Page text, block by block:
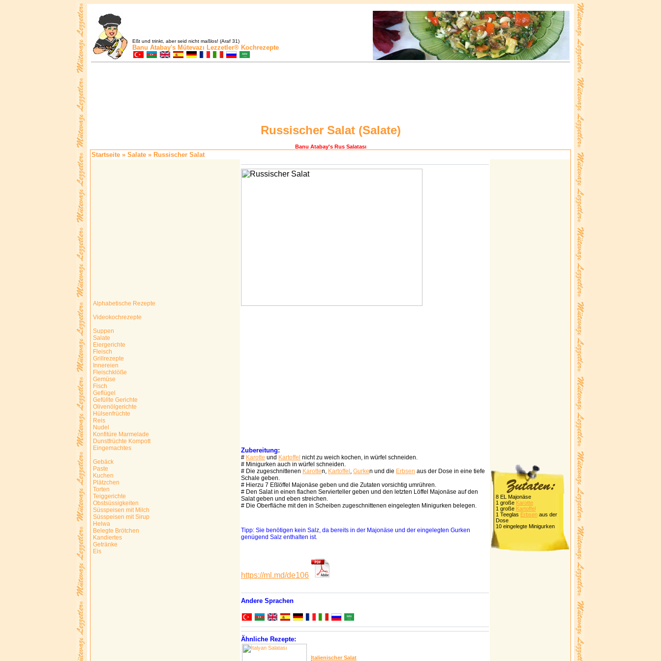
Eßt und trinkt, aber seid nicht maßlos! (Araf 31)
Banu Atabay's Mütevazı Lezzetler® Kochrezepte
Russischer Salat (Salate)
Banu Atabay's Rus Salatası
Startseite » Salate » Russischer Salat
Alphabetische Rezepte
Videokochrezepte
Suppen
Salate
Eiergerichte
Fleisch
Grillrezepte
Innereien
Fleischklöße
Gemüse
Fisch
Geflügel
Gefüllte Gerichte
Olivenölgerichte
Hülsenfrüchte
Reis
Nudel
Konfitüre Marmelade
Dunstfrüchte Kompott
Eingemachtes
Gebäck
Paste
Kuchen
Plätzchen
Torten
Teiggerichte
Obstsüssigkeiten
Süsspeisen mit Milch
Süsspeisen mit Sirup
Helwa
Belegte Brötchen
Kandiertes
Getränke
Eis
Zubereitung:
# Karotte und Kartoffel nicht zu weich kochen, in würfel schneiden.
# Minigurken auch in würfel schneiden.
# Die zugeschnittenen Karotten, Kartoffel , Gurken und die Erbsen aus der Dose in eine tiefe
Schale geben.
# Hierzu 7 Eßlöffel Majonäse geben und die Zutaten vorsichtig umrühren.
# Den Salat in einen flachen Servierteller geben und den letzten Löffel Majonäse auf den
Salat geben und eben streichen.
# Die Oberfläche mit den in Scheiben zugeschnittenen eingelegten Minigurken belegen.
Tipp: Sie benötigen kein Salz, da bereits in der Majonäse und der eingelegten Gurken
genügend Salz enthalten ist.
https://ml.md/de106
Andere Sprachen
Ähnliche Rezepte:
Italienischer Salat
8 EL Majonäse
1 große Karotte
1 große Kartoffel
1 Teeglas Erbsen aus der
Dose
10 eingelegte Minigurken